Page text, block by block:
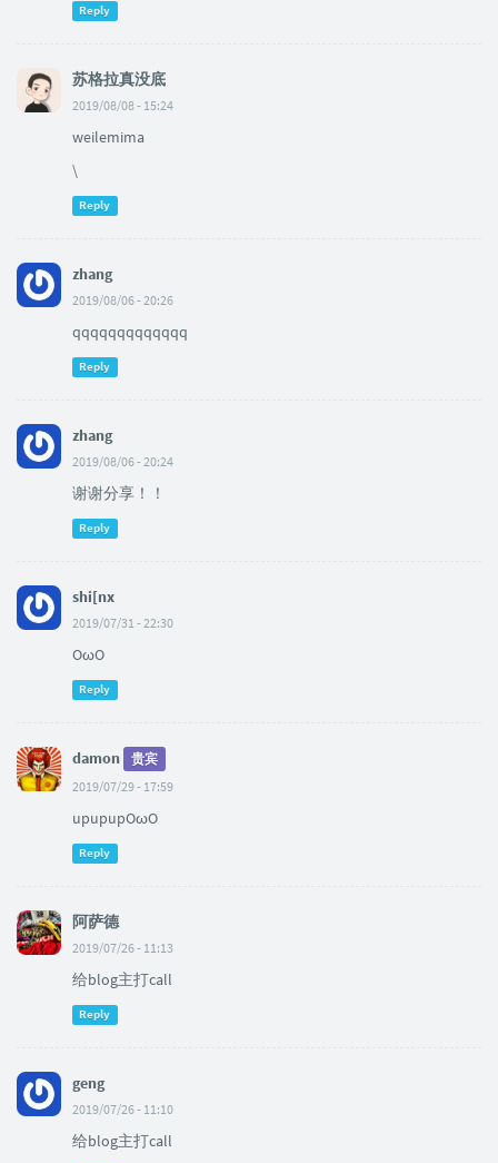
Reply
苏格拉真没底
2019/08/08 - 15:24
weilemima
\
Reply
zhang
2019/08/06 - 20:26
qqqqqqqqqqqqq
Reply
zhang
2019/08/06 - 20:24
谢谢分享！！
Reply
shi[nx
2019/07/31 - 22:30
OωO
Reply
damon
贵宾
2019/07/29 - 17:59
upupupOωO
Reply
阿萨德
2019/07/26 - 11:13
给blog主打call
Reply
geng
2019/07/26 - 11:10
给blog主打call